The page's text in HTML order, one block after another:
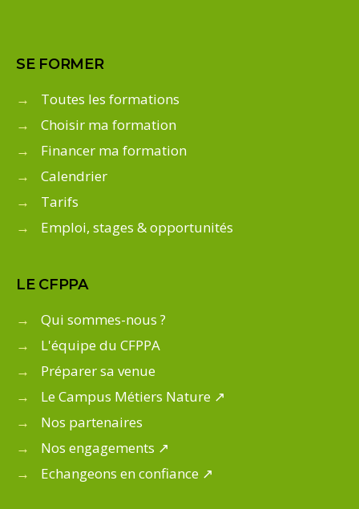
SE FORMER
→
Toutes les formations
→
Choisir ma formation
→
Financer ma formation
→
Calendrier
→
Tarifs
→
Emploi, stages & opportunités
LE CFPPA
→
Qui sommes-nous ?
→
L'équipe du CFPPA
→
Préparer sa venue
→
Le Campus Métiers Nature ↗
→
Nos partenaires
→
Nos engagements ↗
→
Echangeons en confiance ↗